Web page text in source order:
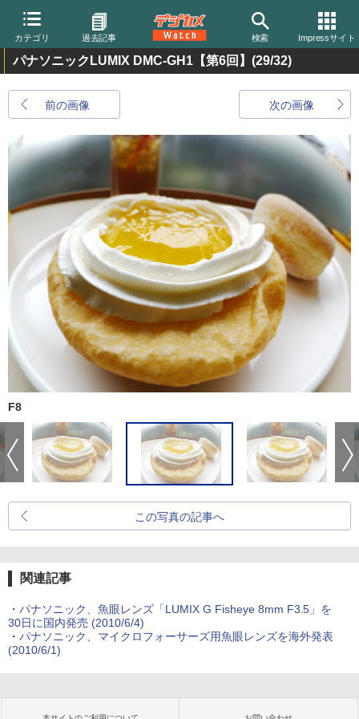
カテゴリ 過去記事 検索 Impressサイト
パナソニックLUMIX DMC-GH1【第6回】 (29/32)
前の画像 次の画像
F8
この写真の記事へ
関連記事
・ パナソニック、魚眼レンズ「LUMIX G Fisheye 8mm F3.5」を
30日に国内発売 (2010/6/4)
・ パナソニック、マイクロフォーサーズ用魚眼レンズを海外発表
(2010/6/1)